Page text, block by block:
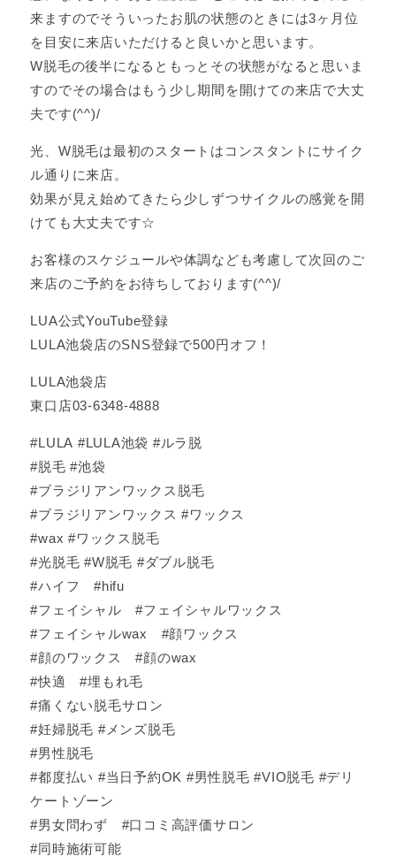
来ますのでそういったお肌の状態のときには3ヶ月位
を目安に来店いただけると良いかと思います。
W脱毛の後半になるともっとその状態がなると思いま
すのでその場合はもう少し期間を開けての来店で大丈
夫です(^^)/
光、W脱毛は最初のスタートはコンスタントにサイク
ル通りに来店。
効果が見え始めてきたら少しずつサイクルの感覚を開
けても大丈夫です☆
お客様のスケジュールや体調なども考慮して次回のご
来店のご予約をお待ちしております(^^)/
LUA公式YouTube登録
LULA池袋店のSNS登録で500円オフ！
LULA池袋店
東口店03-6348-4888
#LULA #LULA池袋 #ルラ脱
#脱毛 #池袋
#ブラジリアンワックス脱毛
#ブラジリアンワックス #ワックス
#wax #ワックス脱毛
#光脱毛 #W脱毛 #ダブル脱毛
#ハイフ #hifu
#フェイシャル #フェイシャルワックス
#フェイシャルwax #顔ワックス
#顔のワックス #顔のwax
#快適 #埋もれ毛
#痛くない脱毛サロン
#妊婦脱毛 #メンズ脱毛
#男性脱毛
#都度払い #当日予約OK #男性脱毛 #VIO脱毛 #デリ
ケートゾーン
#男女問わず #口コミ高評価サロン
#同時施術可能